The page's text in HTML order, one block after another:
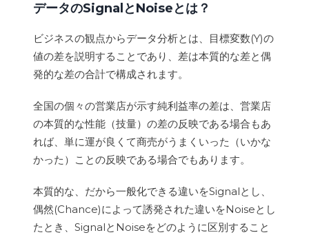
データのSignalとNoiseとは？
ビジネスの観点からデータ分析とは、目標変数(Y)の
値の差を説明することであり、差は本質的な差と偶
発的な差の合計で構成されます。
全国の個々の営業店が示す純利益率の差は、営業店
の本質的な性能（技量）の差の反映である場合もあ
れば、単に運が良くて商売がうまくいった（いかな
かった）ことの反映である場合でもあります。
本質的な、だから一般化できる違いをSignalとし、
偶然(Chance)によって誘発された違いをNoiseとし
たとき、SignalとNoiseをどのように区別すること